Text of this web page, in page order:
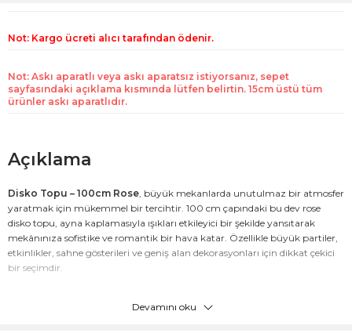
Not: Kargo ücreti alıcı tarafından ödenir.
Not: Askı aparatlı veya askı aparatsız istiyorsanız, sepet
sayfasındaki açıklama kısmında lütfen belirtin. 15cm üstü tüm
ürünler askı aparatlıdır.
Açıklama
Disko Topu – 100cm Rose, büyük mekanlarda unutulmaz bir atmosfer
yaratmak için mükemmel bir tercihtir. 100 cm çapındaki bu dev rose
disko topu, ayna kaplamasıyla ışıkları etkileyici bir şekilde yansıtarak
mekânınıza sofistike ve romantik bir hava katar. Özellikle büyük partiler,
etkinlikler, sahne gösterileri ve geniş alan dekorasyonları için dikkat çekici
bir seçimdir.
kullanım için uygundur. Özel koruyucu ambalaj içinde güvenle teslim
Devamını oku